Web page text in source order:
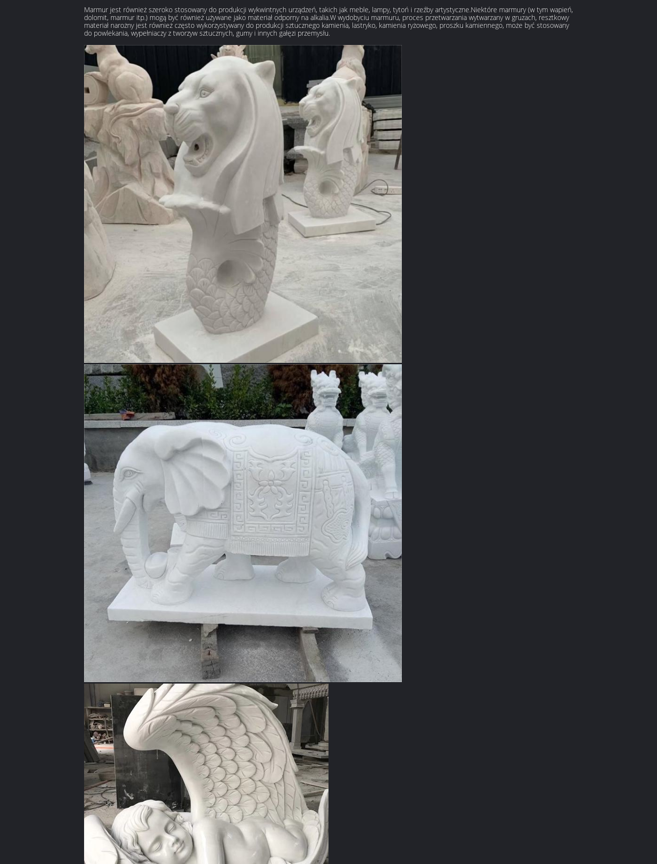
Marmur jest również szeroko stosowany do produkcji wykwintnych urządzeń, takich jak meble, lampy, tytoń i rzeźby artystyczne.Niektóre marmury (w tym wapień,
dolomit, marmur itp.) mogą być również używane jako materiał odporny na alkalia.W wydobyciu marmuru, proces przetwarzania wytwarzany w gruzach, resztkowy
materiał narożny jest również często wykorzystywany do produkcji sztucznego kamienia, lastryko, kamienia ryżowego, proszku kamiennego, może być stosowany
do powlekania, wypełniaczy z tworzyw sztucznych, gumy i innych gałęzi przemysłu.